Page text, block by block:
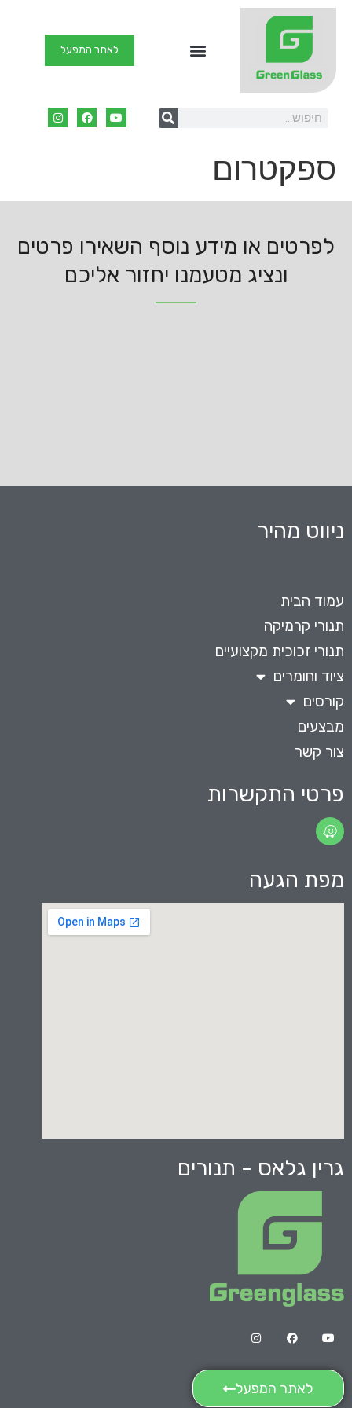
לאתר המפעל
ספקטרום
לפרטים או מידע נוסף השאירו פרטים
ונציג מטעמנו יחזור אליכם
ניווט מהיר
עמוד הבית
תנורי קרמיקה
תנורי זכוכית מקצועיים
ציוד וחומרים
קורסים
מבצעים
צור קשר
פרטי התקשרות
מפת הגעה
גרין גלאס - תנורים
לאתר המפעל